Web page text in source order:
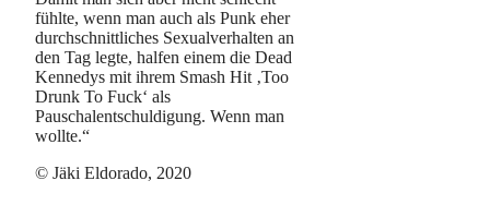
fühlte, wenn man auch als Punk eher
durchschnittliches Sexualverhalten an
den Tag legte, halfen einem die Dead
Kennedys mit ihrem Smash Hit ‚Too
Drunk To Fuck‘ als
Pauschalentschuldigung. Wenn man
wollte.“
© Jäki Eldorado, 2020